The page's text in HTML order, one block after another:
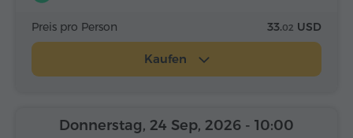
Preis pro Person 33.02 USD
Kaufen
Donnerstag, 24 Sep, 2026 - 10:00